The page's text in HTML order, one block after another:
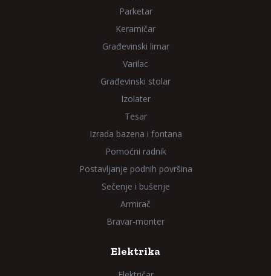
Parketar
Keramičar
Građevinski limar
Varilac
Građevinski stolar
Izolater
Tesar
Izrada bazena i fontana
Pomoćni radnik
Postavljanje podnih površina
Sečenje i bušenje
Armirač
Bravar-monter
Elektrika